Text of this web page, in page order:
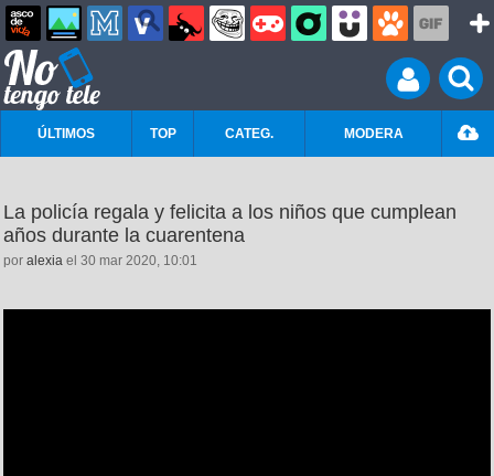
ÚLTIMOS TOP CATEG. MODERA
La policía regala y felicita a los niños que cumplean
años durante la cuarentena
por alexia el 30 mar 2020, 10:01